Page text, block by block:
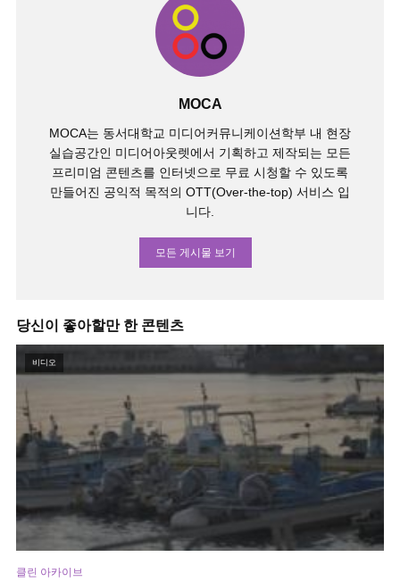
MOCA
MOCA는 동서대학교 미디어커뮤니케이션학부 내 현장
실습공간인 미디어아웃렛에서 기획하고 제작되는 모든
프리미엄 콘텐츠를 인터넷으로 무료 시청할 수 있도록
만들어진 공익적 목적의 OTT(Over-the-top) 서비스 입
니다.
모든 게시물 보기
당신이 좋아할만 한 콘텐츠
비디오
클린 아카이브